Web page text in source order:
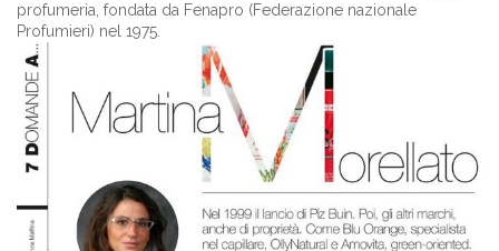
profumeria, fondata da Fenapro (Federazione nazionale
Profumieri) nel 1975.